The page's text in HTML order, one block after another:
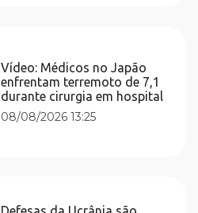
Vídeo: Médicos no Japão
enfrentam terremoto de 7,1
durante cirurgia em hospital
08/08/2026 13:25